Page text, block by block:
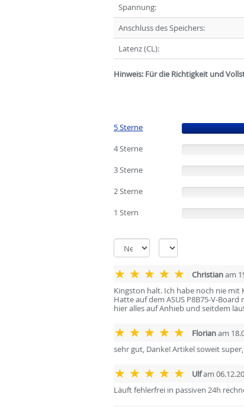
Spannung:
Anschluss des Speichers:
Latenz (CL):
Hinweis: Für die Richtigkeit und
5 Sterne
4 Sterne
3 Sterne
2 Sterne
1 Stern
Christianam
Kingston halt. Ich habe noch nie
Hatte auf dem ASUS P8B75-V-
hier alles auf Anhieb und seitdem
Florianam
sehr gut, Danke! Artikel soweit
Ulfam
Läuft fehlerfrei in passiven 24h